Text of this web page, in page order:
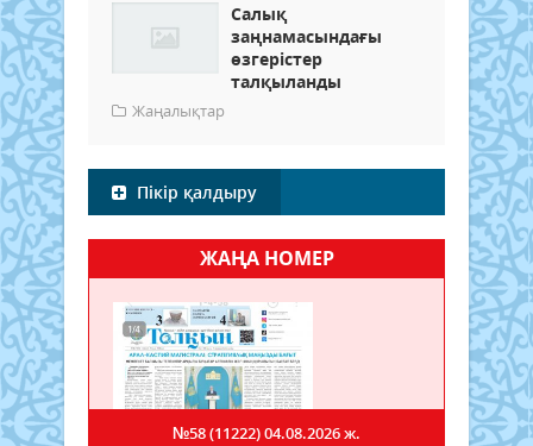
Салық
заңнамасындағы
өзгерістер
талқыланды
Жаңалықтар
Пікір қалдыру
ЖАҢА НОМЕР
№58 (11222)04.08.2026 ж.